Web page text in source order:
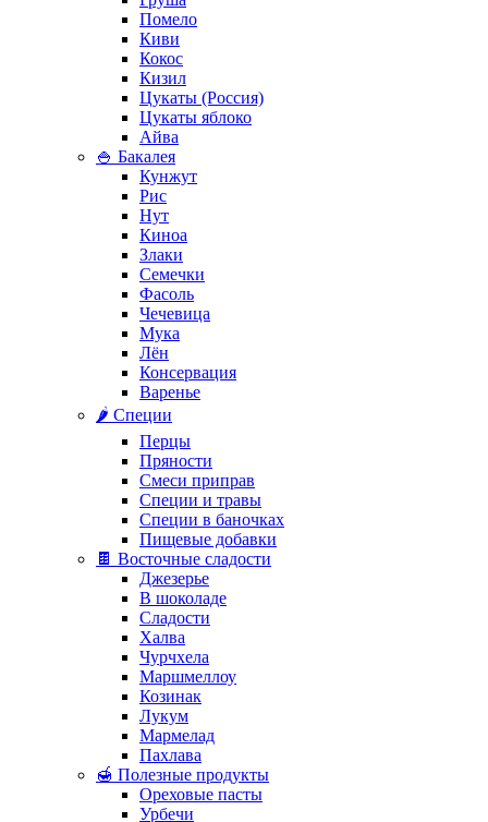
Помело
Киви
Кокос
Кизил
Цукаты (Россия)
Цукаты яблоко
Айва
🍚 Бакалея
Кунжут
Рис
Нут
Киноа
Злаки
Семечки
Фасоль
Чечевица
Мука
Лён
Консервация
Варенье
🌶️ Специи
Перцы
Пряности
Смеси приправ
Специи и травы
Специи в баночках
Пищевые добавки
🍫 Восточные сладости
Джезерье
В шоколаде
Сладости
Халва
Чурчхела
Маршмеллоу
Козинак
Лукум
Мармелад
Пахлава
🍯 Полезные продукты
Ореховые пасты
Урбечи